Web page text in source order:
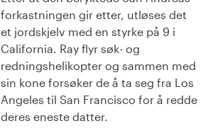
forkastningen gir etter, utløses det
et jordskjelv med en styrke på 9 i
California. Ray flyr søk- og
redningshelikopter og sammen med
sin kone forsøker de å ta seg fra Los
Angeles til San Francisco for å redde
deres eneste datter.